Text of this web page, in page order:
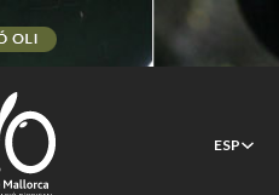
ESP